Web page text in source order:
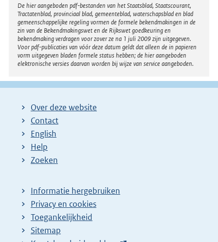
Disclaimer
De hier aangeboden pdf-bestanden van het Staatsblad, Staatscourant,
Tractatenblad, provinciaal blad, gemeenteblad, waterschapsblad en blad
gemeenschappelijke regeling vormen de formele bekendmakingen in de
zin van de Bekendmakingswet en de Rijkswet goedkeuring en
bekendmaking verdragen voor zover ze na 1 juli 2009 zijn uitgegeven.
Voor pdf-publicaties van vóór deze datum geldt dat alleen de in papieren
vorm uitgegeven bladen formele status hebben; de hier aangeboden
elektronische versies daarvan worden bij wijze van service aangeboden.
Over deze website
Contact
English
Help
Zoeken
Informatie hergebruiken
Privacy en cookies
Toegankelijkheid
Sitemap